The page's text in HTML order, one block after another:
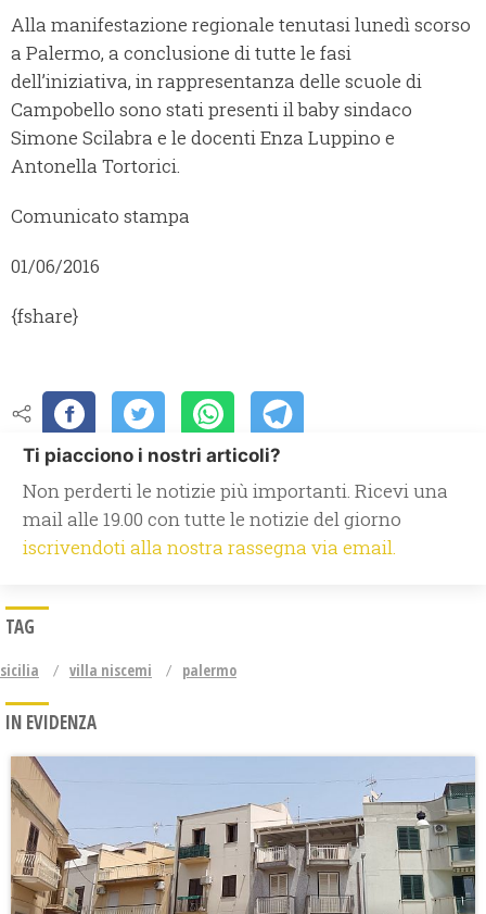
Alla manifestazione regionale tenutasi lunedì scorso
a Palermo, a conclusione di tutte le fasi
dell’iniziativa, in rappresentanza delle scuole di
Campobello sono stati presenti il baby sindaco
Simone Scilabra e le docenti Enza Luppino e
Antonella Tortorici.
Comunicato stampa
01/06/2016
{fshare}
Ti piacciono i nostri articoli?
Non perderti le notizie più importanti. Ricevi una
mail alle 19.00 con tutte le notizie del giorno
iscrivendoti alla nostra rassegna via email.
TAG
sicilia villa niscemi palermo
IN EVIDENZA